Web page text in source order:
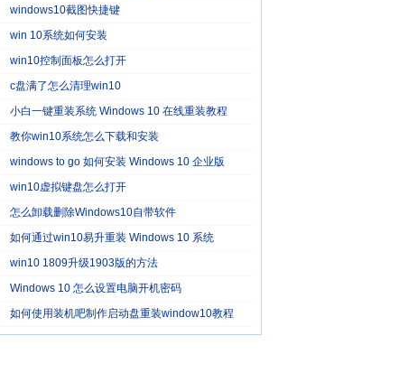
windows10截图快捷键
win 10系统如何安装
win10控制面板怎么打开
c盘满了怎么清理win10
小白一键重装系统 Windows 10 在线重装教程
教你win10系统怎么下载和安装
windows to go 如何安装 Windows 10 企业版
win10虚拟键盘怎么打开
怎么卸载删除Windows10自带软件
如何通过win10易升重装 Windows 10 系统
win10 1809升级1903版的方法
Windows 10 怎么设置电脑开机密码
如何使用装机吧制作启动盘重装window10教程